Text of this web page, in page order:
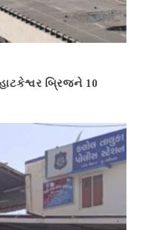
બ્રિજને 10